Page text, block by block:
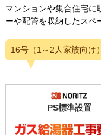
マンションや集合住宅に
ーや配管を収納したスペ
16号（1～2人家族向け）
PS標準設置